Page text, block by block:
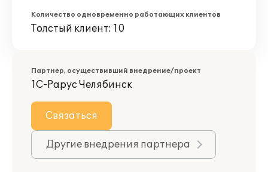
Количество одновременно работающих клиентов
Толстый клиент: 10
Партнер, осуществивший внедрение/проект
1С-Рарус Челябинск
Связаться
Другие внедрения партнера